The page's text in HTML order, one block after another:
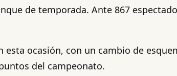
de temporada. Ante 867
esta ocasión, con un cambio de
del campeonato.